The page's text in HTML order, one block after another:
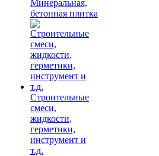
Минеральная,
бетонная плитка
Строительные
смеси,
жидкости,
герметики,
инструмент и
т.д.